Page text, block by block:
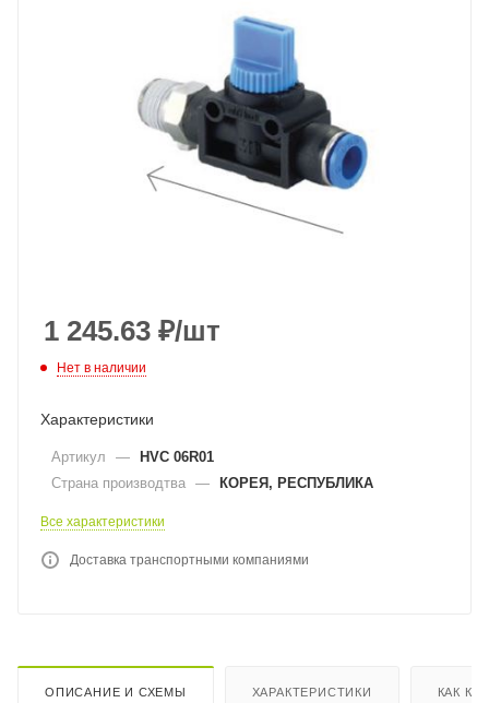
1 245.63 ₽/шт
Нет в наличии
Характеристики
Артикул — HVC 06R01
Страна производтва — КОРЕЯ, РЕСПУБЛИКА
Все характеристики
Доставка транспортными компаниями
ОПИСАНИЕ И СХЕМЫ ХАРАКТЕРИСТИКИ КАК